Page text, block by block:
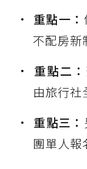
重點一：
不配房新
重點二：
由旅行社
重點三：
團單人報